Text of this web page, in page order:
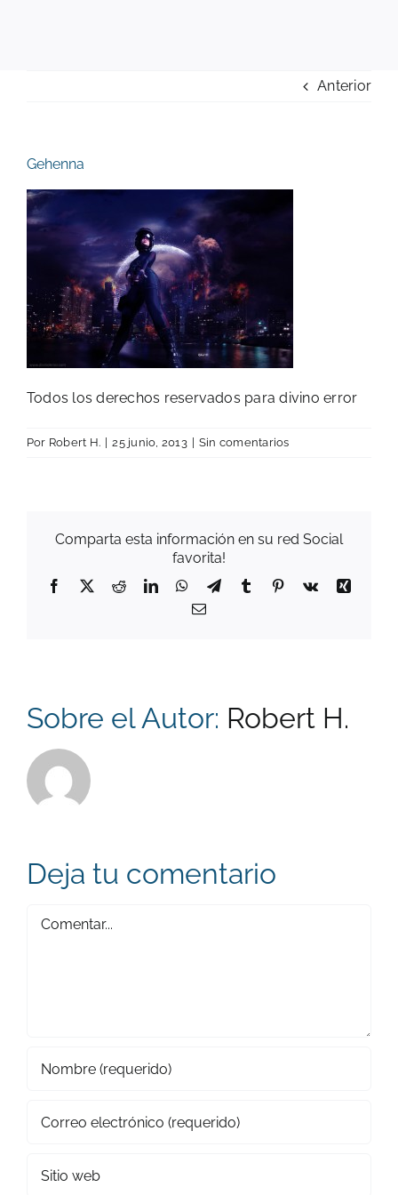
Anterior
Gehenna
Todos los derechos reservados para divino error
Por Robert H. | 25 junio, 2013 | Sin comentarios
Comparta esta información en su red Social
favorita!
Facebook
X RedditLinkedInWhatsApp
TelegramTumblr Pinterest
Vk
Xing
Correo
Sobre el Autor: Robert H.
Deja tu comentario
Comentar